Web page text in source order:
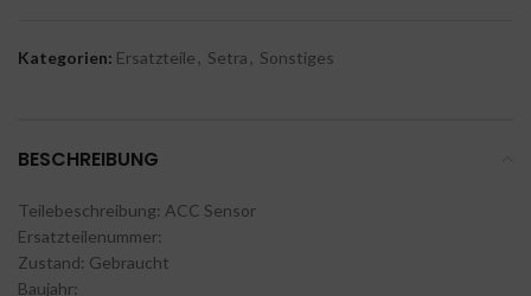
Kategorien: Ersatzteile , Setra , Sonstiges
BESCHREIBUNG
Teilebeschreibung: ACC Sensor
Ersatzteilenummer:
Zustand: Gebraucht
Baujahr: